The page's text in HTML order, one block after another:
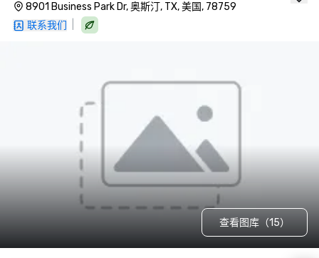
8901 Business Park Dr, 奥斯汀, TX, 美国, 78759
联系我们
查看图库（15）